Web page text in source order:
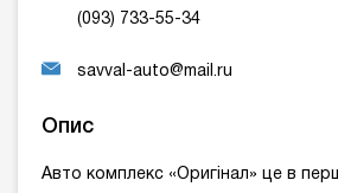
(093) 733-55-34
savval-auto@mail.ru
Опис
Авто комплекс «Оригінал» це в